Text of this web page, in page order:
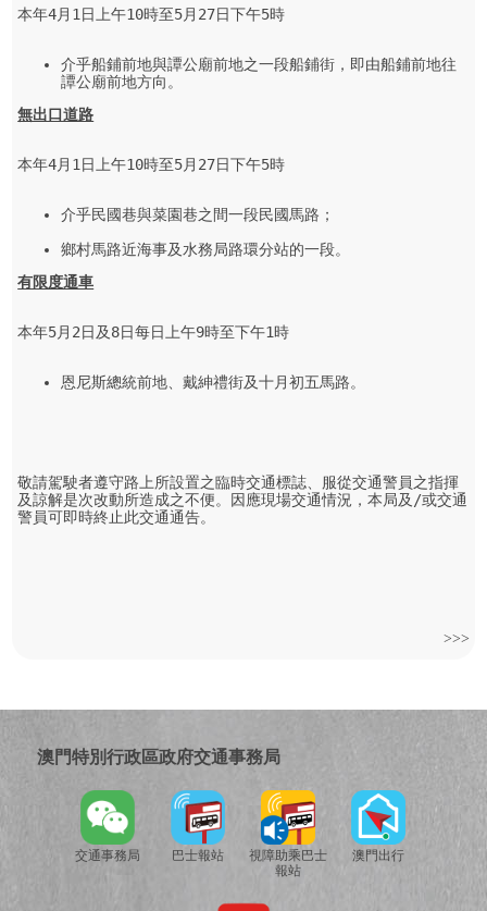
本年4月1日上午10時至5月27日下午5時
介乎船鋪前地與譚公廟前地之一段船鋪街，即由船鋪前地往
譚公廟前地方向。
無出口道路
本年4月1日上午10時至5月27日下午5時
介乎民國巷與菜園巷之間一段民國馬路；
鄉村馬路近海事及水務局路環分站的一段。
有限度通車
本年5月2日及8日每日上午9時至下午1時
恩尼斯總統前地、戴紳禮街及十月初五馬路。
敬請駕駛者遵守路上所設置之臨時交通標誌、服從交通警員之指揮
及諒解是次改動所造成之不便。因應現場交通情況，本局及/或交通
警員可即時終止此交通通告。
>>>
澳門特別行政區政府交通事務局
交通事務局 巴士報站
視障助乘巴士
報站
澳門出行